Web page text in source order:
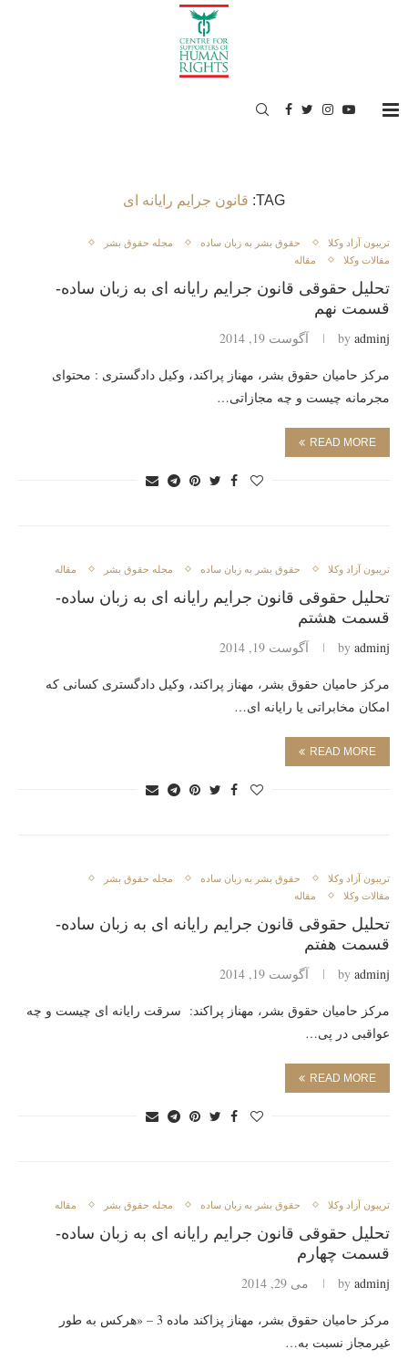
TAG: قانون جرایم رایانه ای
تريبون آزاد وكلا حقوق بشر به زبان ساده
مجله حقوق بشر
مقالات وکلا
مقاله
تحلیل حقوقی قانون جرایم رایانه ای به زبان ساده-
قسمت نهم
by adminj آگوست 19, 2014
مرکز حامیان حقوق بشر، مهناز پراکند، وکیل دادگستری : محتوای
مجرمانه چیست و چه مجازاتی…
READ MORE
تريبون آزاد وكلا حقوق بشر به زبان ساده مجله حقوق بشر مقاله
تحلیل حقوقی قانون جرایم رایانه ای به زبان ساده-
قسمت هشتم
by adminj آگوست 19, 2014
مرکز حامیان حقوق بشر، مهناز پراکند، وکیل دادگستری کسانی که
امکان مخابراتی یا رایانه ای…
READ MORE
تريبون آزاد وكلا حقوق بشر به زبان ساده
مجله حقوق بشر
مقالات وکلا
مقاله
تحلیل حقوقی قانون جرایم رایانه ای به زبان ساده-
قسمت هفتم
by adminj آگوست 19, 2014
مرکز حامیان حقوق بشر، مهناز پراکند: سرقت رایانه ای چیست و چه
عواقبی در پی…
READ MORE
تريبون آزاد وكلا حقوق بشر به زبان ساده مجله حقوق بشر مقاله
تحلیل حقوقی قانون جرایم رایانه ای به زبان ساده-
قسمت چهارم
by adminj می 29, 2014
مرکز حامیان حقوق بشر، مهناز پزاکند ماده 3 – «هرکس به طور
غیرمجاز نسبت به…